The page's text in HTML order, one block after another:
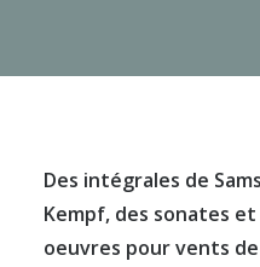
Des intégrales de
Kempf, des sonates
oeuvres pour vents